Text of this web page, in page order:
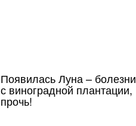
Появилась Луна – болезни
с виноградной плантации,
прочь!